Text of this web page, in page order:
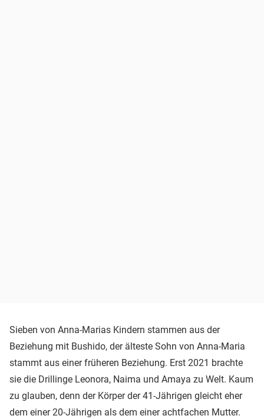
Sieben von Anna-Marias Kindern stammen aus der
Beziehung mit Bushido, der älteste Sohn von Anna-Maria
stammt aus einer früheren Beziehung. Erst 2021 brachte
sie die Drillinge Leonora, Naima und Amaya zu Welt. Kaum
zu glauben, denn der Körper der 41-Jährigen gleicht eher
dem einer 20-Jährigen als dem einer achtfachen Mutter.